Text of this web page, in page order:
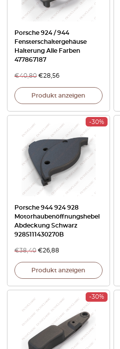
Porsche 924 / 944
Fensterschaltergehäuse
Halterung Alle Farben
477867187
€40,80 €28,56
Produkt anzeigen
-30%
Porsche 944 924 928
Motorhaubenöffnungshebel
Abdeckung Schwarz
9285111430270B
€38,40 €26,88
Produkt anzeigen
-30%